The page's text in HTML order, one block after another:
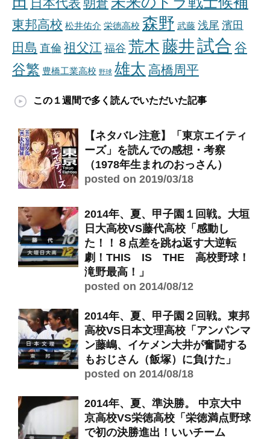
東邦高校 松井佑介 栄徳高校 森野 武藤 浅尾 濱田
田島 直倫 祖父江 福谷 荒木藤井試合 谷
谷繁 豊橋工業高校 野球 雄太 高橋周平
この１週間で多く読んでいただいた記事
【ネタバレ注意】「東京エイティ
ーズ」を読んでの感想・考察
（1978年生まれのおっさん）
posted on 2019/03/18
2014年、夏、甲子園１回戦。大垣
日大高校VS藤代高校「感動し
た！！８点差を跳ね返す大逆転
劇！THIS IS THE 高校野球！
滝野最高！」
posted on 2014/08/12
2014年、夏、甲子園２回戦。東邦
高校VS日本文理高校「アンパンマ
ン藤嶋、イケメン大井が奮闘する
もおじさん（飯塚）に負けた」
posted on 2014/08/18
2014年、夏、準決勝。 中京大中
京高校VS栄徳高校「栄徳満点野球
で初の決勝進出！いいチーム